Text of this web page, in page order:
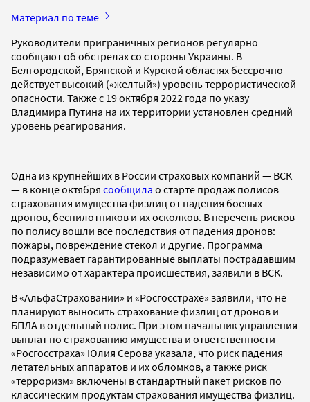
Материал по теме
Руководители приграничных регионов регулярно
сообщают об обстрелах со стороны Украины. В
Белгородской, Брянской и Курской областях бессрочно
действует высокий («желтый») уровень террористической
опасности. Также с 19 октября 2022 года по указу
Владимира Путина на их территории установлен средний
уровень реагирования.
Одна из крупнейших в России страховых компаний — ВСК
— в конце октября сообщила о старте продаж полисов
страхования имущества физлиц от падения боевых
дронов, беспилотников и их осколков. В перечень рисков
по полису вошли все последствия от падения дронов:
пожары, повреждение стекол и другие. Программа
подразумевает гарантированные выплаты пострадавшим
независимо от характера происшествия, заявили в ВСК.
В «АльфаСтраховании» и «Росгосстрахе» заявили, что не
планируют выносить страхование физлиц от дронов и
БПЛА в отдельный полис. При этом начальник управления
выплат по страхованию имущества и ответственности
«Росгосстраха» Юлия Серова указала, что риск падения
летательных аппаратов и их обломков, а также риск
«терроризм» включены в стандартный пакет рисков по
классическим продуктам страхования имущества физлиц.